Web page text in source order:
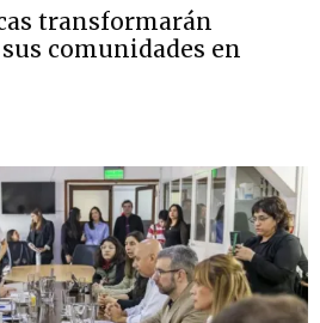
transformarán
comunidades en